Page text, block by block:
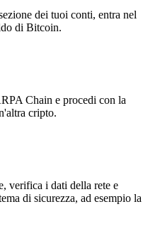
dei tuoi conti, entra nel
di Bitcoin.
Chain e procedi con la
cripto.
verifica i dati della rete e
di sicurezza, ad esempio la